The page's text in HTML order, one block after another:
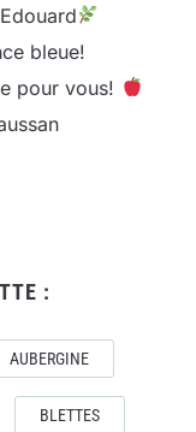
bleue!
pour vous!
:
AUBERGINE
BLETTES